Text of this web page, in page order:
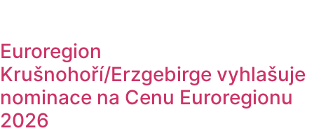
Euroregion
Krušnohoří/Erzgebirge vyhlašuje
nominace na Cenu Euroregionu
2026